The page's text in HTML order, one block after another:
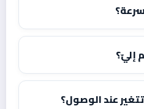
عند الوصول؟